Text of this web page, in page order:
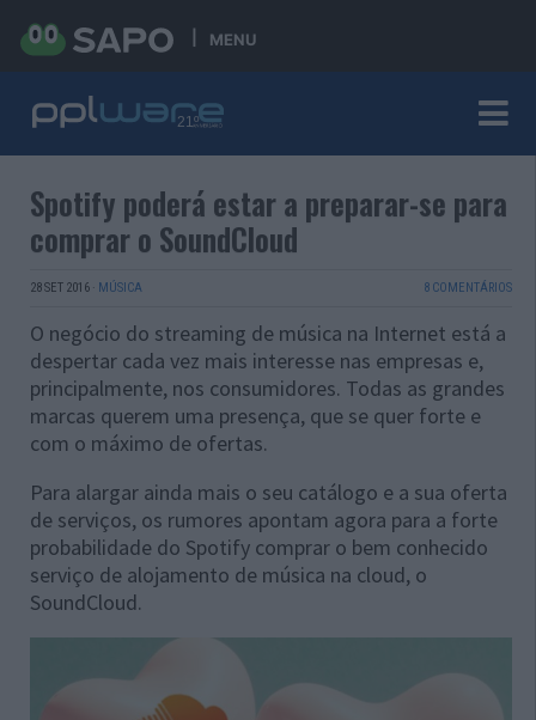
MENU
Spotify poderá estar a preparar-se para
comprar o SoundCloud
28 SET 2016 · MÚSICA 8 COMENTÁRIOS
O negócio do streaming de música na Internet está a
despertar cada vez mais interesse nas empresas e,
principalmente, nos consumidores. Todas as grandes
marcas querem uma presença, que se quer forte e
com o máximo de ofertas.
Para alargar ainda mais o seu catálogo e a sua oferta
de serviços, os rumores apontam agora para a forte
probabilidade do Spotify comprar o bem conhecido
serviço de alojamento de música na cloud, o
SoundCloud.